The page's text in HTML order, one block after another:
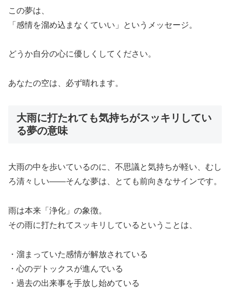
この夢は、
「感情を溜め込まなくていい」というメッセージ。
どうか自分の心に優しくしてください。
あなたの空は、必ず晴れます。
大雨に打たれても気持ちがスッキリしてい
る夢の意味
大雨の中を歩いているのに、不思議と気持ちが軽い、むし
ろ清々しい――そんな夢は、とても前向きなサインです。
雨は本来「浄化」の象徴。
その雨に打たれてスッキリしているということは、
・溜まっていた感情が解放されている
・心のデトックスが進んでいる
・過去の出来事を手放し始めている